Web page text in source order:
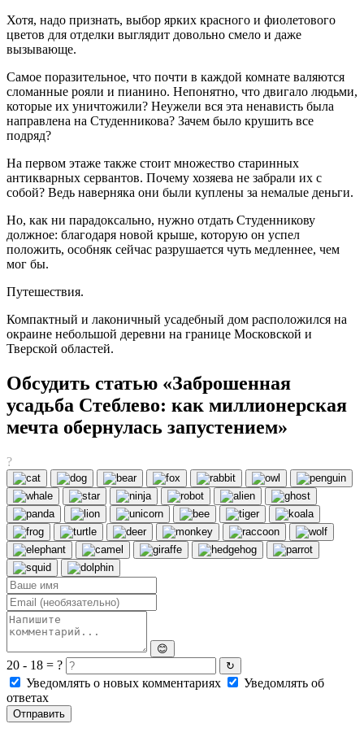
Хотя, надо признать, выбор ярких красного и фиолетового
цветов для отделки выглядит довольно смело и даже
вызывающе.
Самое поразительное, что почти в каждой комнате валяются
сломанные рояли и пианино. Непонятно, что двигало людьми,
которые их уничтожили? Неужели вся эта ненависть была
направлена на Студенникова? Зачем было крушить все
подряд?
На первом этаже также стоит множество старинных
антикварных сервантов. Почему хозяева не забрали их с
собой? Ведь наверняка они были куплены за немалые деньги.
Но, как ни парадоксально, нужно отдать Студенникову
должное: благодаря новой крыше, которую он успел
положить, особняк сейчас разрушается чуть медленнее, чем
мог бы.
Путешествия.
Компактный и лаконичный усадебный дом расположился на
окраине небольшой деревни на границе Московской и
Тверской областей.
Обсудить статью «Заброшенная
усадьба Стеблево: как миллионерская
мечта обернулась запустением»
?
😊
20 - 18 = ? ↻
Уведомлять о новых комментариях
Уведомлять об
ответах
Отправить